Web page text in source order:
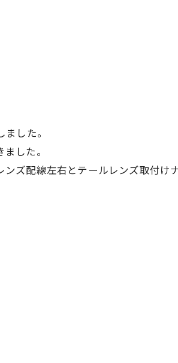
した。
した。
ズ配線左右とテールレンズ取付け